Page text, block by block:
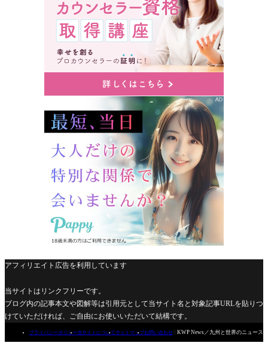
アフィリエイト広告を利用しています
当サイトはリンクフリーです。
ブログ内の記事本文や図解等は引用元として当サイト名と対象記事URLを貼りつ
けていただければ、ご自由にお使いいただいて結構です。
プライバシーポリシー当サイトについてサイトマップお問い合わせ KWP News／九州と世界のニュース